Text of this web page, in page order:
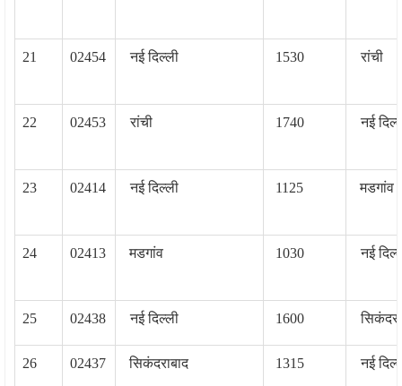
21 02454 नई दिल्‍ली 1530 रांची
22 02453 रांची 1740 नई
23 02414 नई दिल्‍ली 1125 मडगांव
24 02413 मडगांव 1030 नई
25 02438 नई दिल्‍ली 1600
26 02437 सिकंदराबाद 1315 नई